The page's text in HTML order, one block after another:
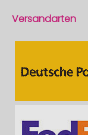
Versandarten